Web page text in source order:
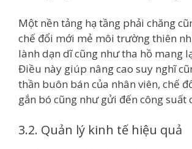
Một nền tảng hạ tầng phải chăng
chế đổi mới mẻ môi trường thiên
lành dạn dĩ cũng như tha hồ mang
Điều này giúp nâng cao suy nghĩ
thần buôn bán của nhân viên, chế
gắn bó cũng như gửi đến công suất
3.2. Quản lý kinh tế hiệu quả